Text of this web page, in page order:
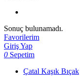
Sonuç bulunamadı.
Favorilerim
Giriş Yap
0 Sepetim
Çatal Kaşık Bıçak